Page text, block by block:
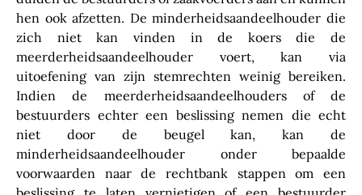
hen ook afzetten. De minderheidsaandeelhouder die
zich niet kan vinden in de koers die de
meerderheidsaandeelhouder voert, kan via
uitoefening van zijn stemrechten weinig bereiken.
Indien de meerderheidsaandeelhouders of de
bestuurders echter een beslissing nemen die echt
niet door de beugel kan, kan de
minderheidsaandeelhouder onder bepaalde
voorwaarden naar de rechtbank stappen om een